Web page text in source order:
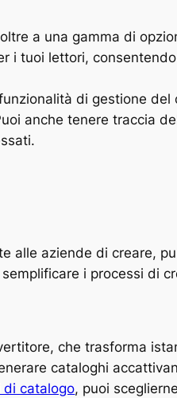
a una gamma di
i tuoi lettori,
di gestione
anche tenere traccia
alle aziende di creare,
i processi di
che trasforma
cataloghi
di catalogo, puoi